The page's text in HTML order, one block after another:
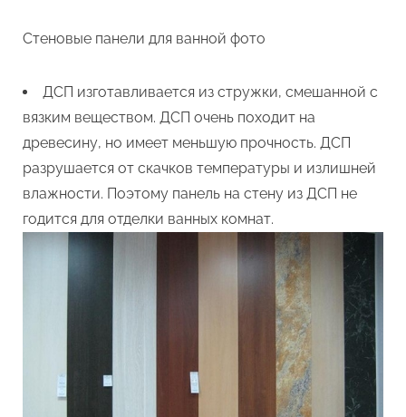
Стеновые панели для ванной фото
ДСП изготавливается из стружки, смешанной с
вязким веществом. ДСП очень походит на
древесину, но имеет меньшую прочность. ДСП
разрушается от скачков температуры и излишней
влажности. Поэтому панель на стену из ДСП не
годится для отделки ванных комнат.